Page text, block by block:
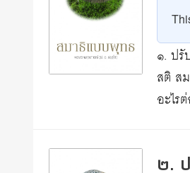
๑. ปรั
สติ ส
อะไร
๒.